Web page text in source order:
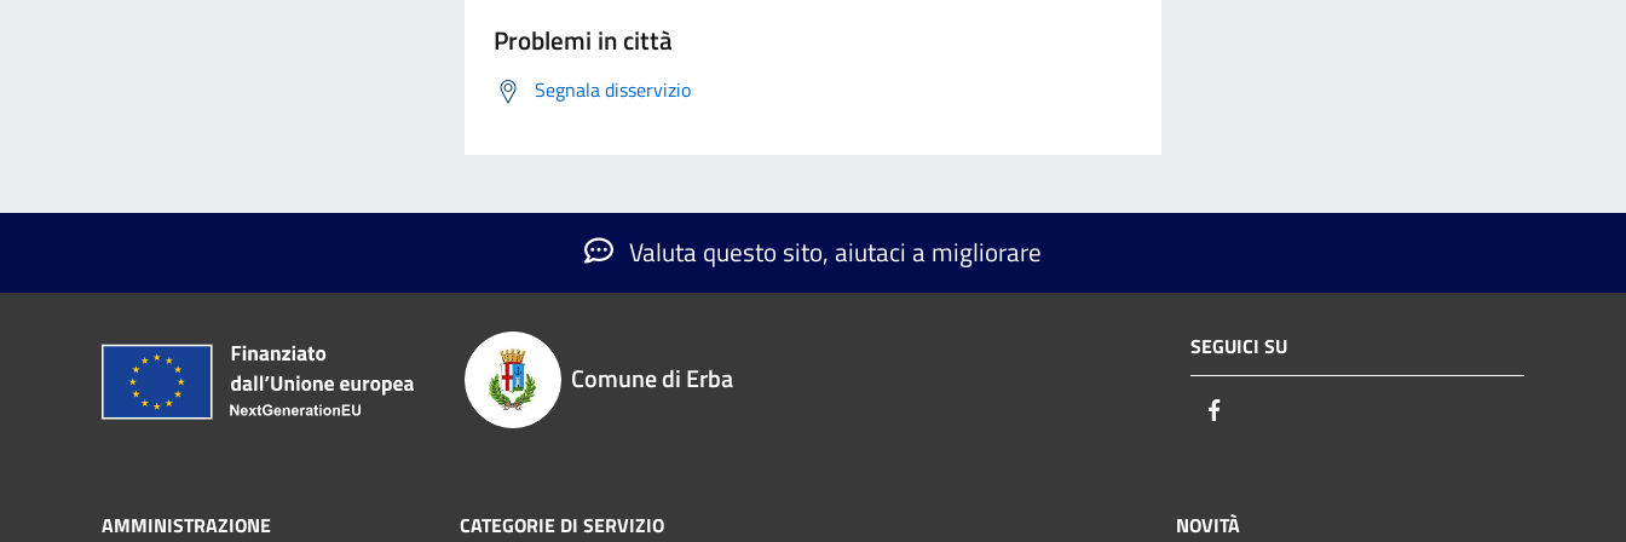
Problemi in città
Segnala disservizio
Valuta questo sito, aiutaci a migliorare
Comune di Erba
SEGUICI SU
AMMINISTRAZIONE CATEGORIE DI SERVIZIO NOVITÀ